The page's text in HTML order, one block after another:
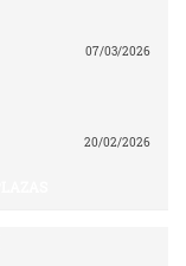
07/03/2026
20/02/2026